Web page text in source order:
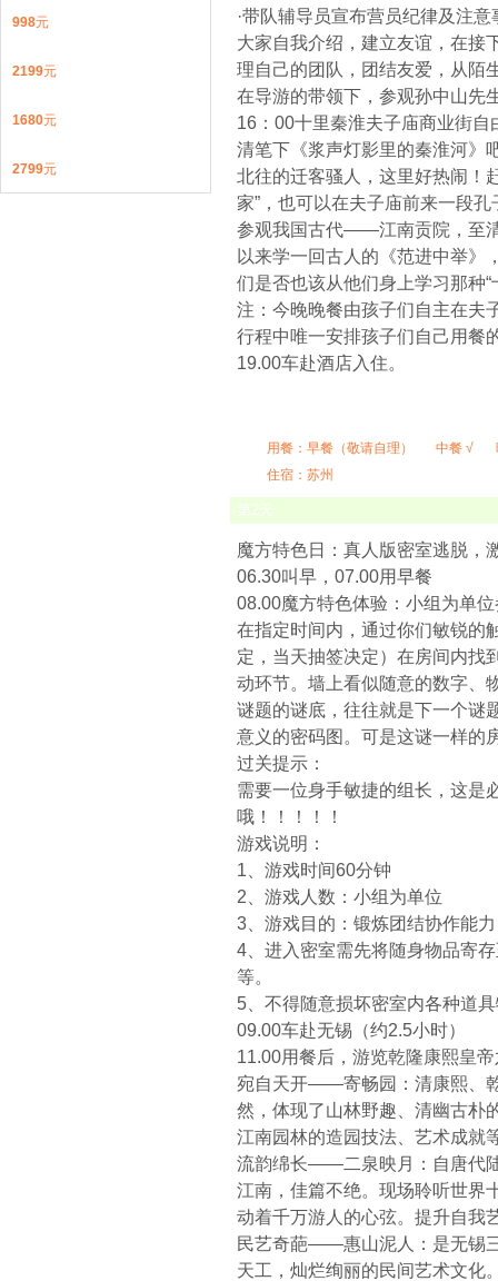
·带队辅导员宣布营员纪律及注
大家自我介绍，建立友谊，在接
理自己的团队，团结友爱，从陌
在导游的带领下，参观孙中山先
16：00十里秦淮夫子庙商业街自
清笔下《浆声灯影里的秦淮河》
北往的迁客骚人，这里好热闹！
家”，也可以在夫子庙前来一段
参观我国古代——江南贡院，至
以来学一回古人的《范进中举》
们是否也该从他们身上学习那种“
注：今晚晚餐由孩子们自主在夫
行程中唯一安排孩子们自己用餐
19.00车赴酒店入住。
用餐： 早餐（敬请自理） 中餐 √
住宿：苏州
第2天
魔方特色日：真人版密室逃脱，
06.30叫早，07.00用早餐
08.00魔方特色体验：小组为单
在指定时间内，通过你们敏锐的
定，当天抽签决定）在房间内找
动环节。墙上看似随意的数字、
谜题的谜底，往往就是下一个谜
意义的密码图。可是这谜一样的
过关提示：
需要一位身手敏捷的组长，这是
哦！！！！！
游戏说明：
1、游戏时间60分钟
2、游戏人数：小组为单位
3、游戏目的：锻炼团结协作能
4、进入密室需先将随身物品寄
等。
5、不得随意损坏密室内各种道
09.00车赴无锡（约2.5小时）
11.00用餐后，游览乾隆康熙皇
宛自天开——寄畅园：清康熙、
然，体现了山林野趣、清幽古朴
江南园林的造园技法、艺术成就
流韵绵长——二泉映月：自唐代
江南，佳篇不绝。现场聆听世
动着千万游人的心弦。提升自我
民艺奇葩——惠山泥人：是无锡
天工，灿烂绚丽的民间艺术文化
998元
2199元
1680元
2799元